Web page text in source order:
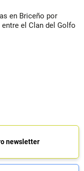
en Briceño por
el Clan del Golfo
newsletter